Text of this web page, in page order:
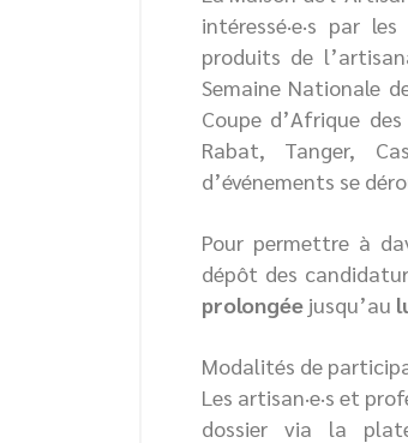
intéressé·e·s par
produits de
Semaine Nationale
Coupe d’Afrique
Rabat, Tanger,
d’événements se
Pour permettre à
dépôt des
prolongéejusqu’au
Modalités de
Les artisan·e·s et
dossier via la